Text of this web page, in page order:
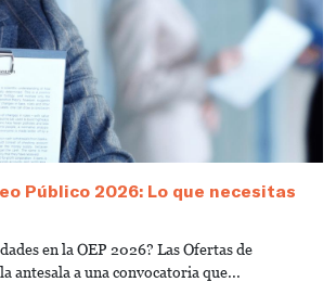
Público 2026: Lo que necesitas
en la OEP 2026? Las Ofertas de
antesala a una convocatoria que...